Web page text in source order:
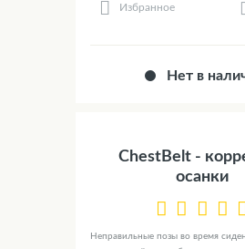
Избранное
Нет в
ChestBelt -
осанки
Неправильные позы во время